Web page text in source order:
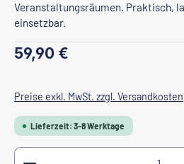
Veranstaltungsräumen. Praktisch,
einsetzbar.
Regulärer Preis:
59,90 €
Preise exkl. MwSt. zzgl. Versandkosten
Lieferzeit: 3-8 Werktage
Produkt Anzahl: Gib den